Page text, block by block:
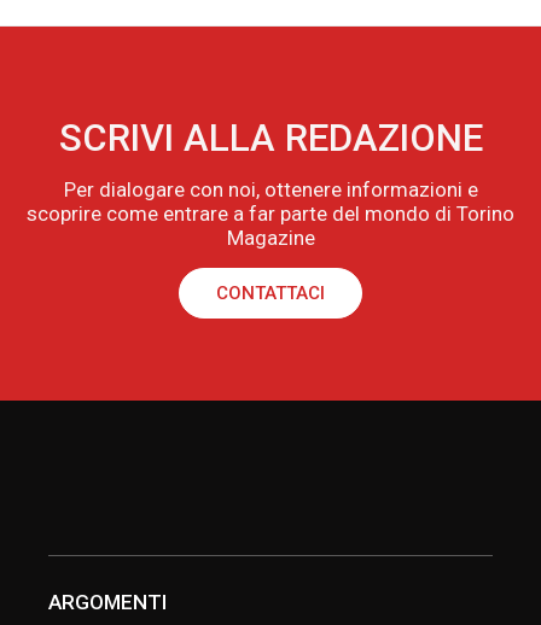
SCRIVI ALLA REDAZIONE
Per dialogare con noi, ottenere informazioni e
scoprire come entrare a far parte del mondo di Torino
Magazine
CONTATTACI
ARGOMENTI